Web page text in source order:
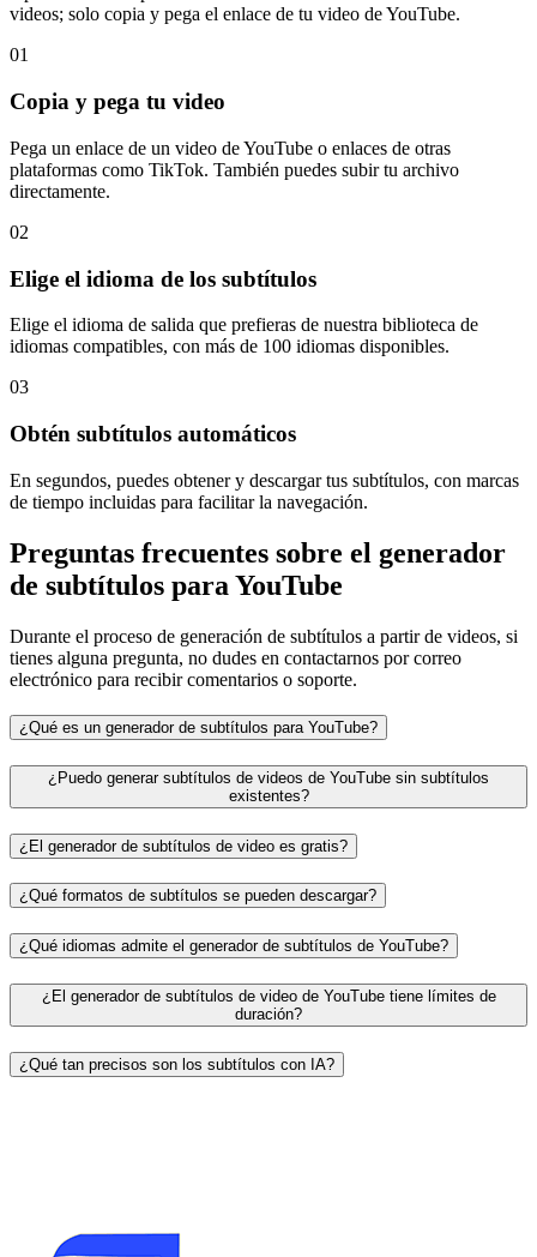
videos; solo copia y pega el enlace de tu video de YouTube.
01
Copia y pega tu video
Pega un enlace de un video de YouTube o enlaces de otras
plataformas como TikTok. También puedes subir tu archivo
directamente.
02
Elige el idioma de los subtítulos
Elige el idioma de salida que prefieras de nuestra biblioteca de
idiomas compatibles, con más de 100 idiomas disponibles.
03
Obtén subtítulos automáticos
En segundos, puedes obtener y descargar tus subtítulos, con marcas
de tiempo incluidas para facilitar la navegación.
Preguntas frecuentes sobre el generador
de subtítulos para YouTube
Durante el proceso de generación de subtítulos a partir de videos, si
tienes alguna pregunta, no dudes en contactarnos por correo
electrónico para recibir comentarios o soporte.
¿Qué es un generador de subtítulos para YouTube?
¿Puedo generar subtítulos de videos de YouTube sin subtítulos
existentes?
¿El generador de subtítulos de video es gratis?
¿Qué formatos de subtítulos se pueden descargar?
¿Qué idiomas admite el generador de subtítulos de YouTube?
¿El generador de subtítulos de video de YouTube tiene límites de
duración?
¿Qué tan precisos son los subtítulos con IA?